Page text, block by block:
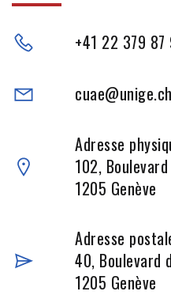
+41 22 379 87
cuae@unige.ch
Adresse
102,
1205 Genève
Adresse
40, Boulevard
1205 Genève